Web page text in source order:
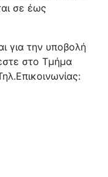
σε έως
για την υποβολή
στο Τμήμα